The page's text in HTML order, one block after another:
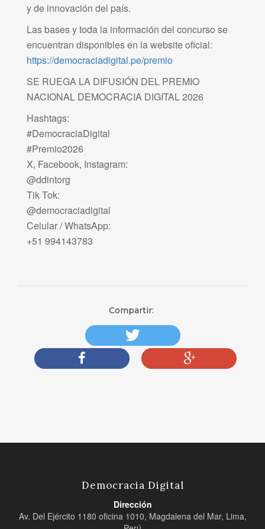
y de innovación del país.
Las bases y toda la información del concurso se
encuentran disponibles en la website oficial:
https://democraciadigital.pe/premio
SE RUEGA LA DIFUSIÓN DEL PREMIO
NACIONAL DEMOCRACIA DIGITAL 2026
Hashtags:
#DemocraciaDigital
#Premio2026
X, Facebook, Instagram:
@ddintorg
Tik Tok:
@democraciadigital
Celular / WhatsApp:
+51 994143783
Compartir:
Democracia Digital
Dirección
Av. Del Ejército 1180 oficina 1010, Magdalena del Mar, Lima,